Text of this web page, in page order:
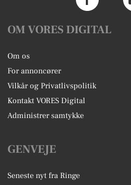
OM VORES DIGITAL
Om os
For annoncører
Vilkår og Privatlivspolitik
Kontakt VORES Digital
Administrer samtykke
GENVEJE
Seneste nyt fra Ringe